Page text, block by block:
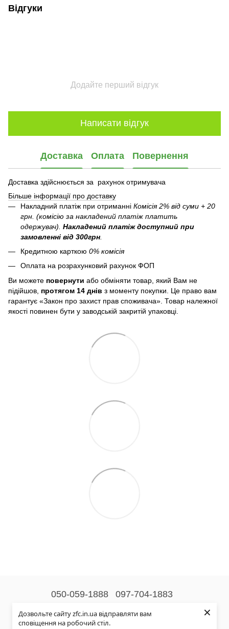
Дозвольте сайту zfc.in.ua відправляти вам
сповіщення на робочий стіл.
×
Відгуки
Додайте перший відгук
Написати відгук
Доставка Оплата Повернення
Доставка здійснюється за рахунок отримувача
Більше інформації про доставку
Накладний платіж при отриманні Комісія 2% від суми + 20
грн. (комісію за накладений платіж платить
одержувач). Накладений платіж доступний при
замовленні від 300грн
Кредитною карткою 0% комісія
Оплата на розрахунковий рахунок ФОП
Ви можете повернути або обміняти товар, який Вам не
підійшов, протягом 14 днів з моменту покупки. Це право вам
гарантує «Закон про захист прав споживача». Товар належної
якості повинен бути у заводській закритій упаковці.
050-059-1888 097-704-1883
Контактна інформація